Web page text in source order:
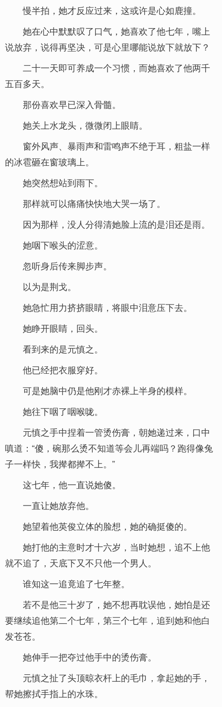
慢半拍，她才反应过来，这或许是心如鹿撞。
她在心中默默叹了口气，她喜欢了他七年，嘴上
说放弃，说得再坚决，可是心里哪能说放下就放下？
二十一天即可养成一个习惯，而她喜欢了他两千
五百多天。
那份喜欢早已深入骨髓。
她关上水龙头，微微闭上眼睛。
窗外风声、暴雨声和雷鸣声不绝于耳，粗盐一样
的冰雹砸在窗玻璃上。
她突然想站到雨下。
那样就可以痛痛快快地大哭一场了。
因为那样，没人分得清她脸上流的是泪还是雨。
她咽下喉头的涩意。
忽听身后传来脚步声。
以为是荆戈。
她急忙用力挤挤眼睛，将眼中泪意压下去。
她睁开眼睛，回头。
看到来的是元慎之。
他已经把衣服穿好。
可是她脑中仍是他刚才赤裸上半身的模样。
她往下咽了咽喉咙。
元慎之手中捏着一管烫伤膏，朝她递过来，口中
嗔道：“傻，碗那么烫不知道等会儿再端吗？跑得像兔
子一样快，我撵都撵不上。”
这七年，他一直说她傻。
一直让她放弃他。
她望着他英俊立体的脸想，她的确挺傻的。
她打他的主意时才十六岁，当时她想，追不上他
就不追了，天底下又不只他一个男人。
谁知这一追竟追了七年整。
若不是他三十岁了，她不想再耽误他，她怕是还
要继续追他第二个七年，第三个七年，追到她和他白
发苍苍。
她伸手一把夺过他手中的烫伤膏。
元慎之扯了头顶晾衣杆上的毛巾，拿起她的手，
帮她擦拭手指上的水珠。